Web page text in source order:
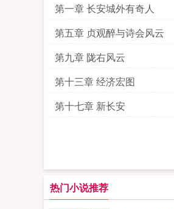
第一章 长安城外有奇人
第五章 贞观醉与诗会风云
第九章 陇右风云
第十三章 经济宏图
第十七章 新长安
热门小说推荐